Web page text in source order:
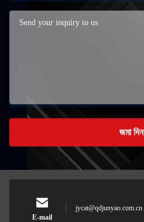
জমা দিন
E-mail
jycat@qdjunyao.com.cn